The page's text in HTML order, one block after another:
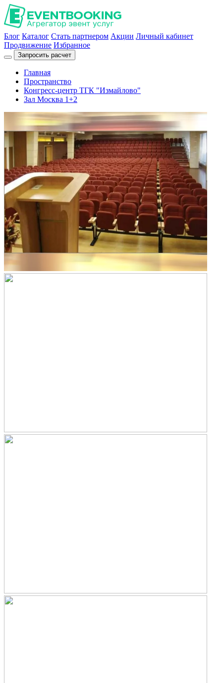
Блог Каталог Стать партнером Акции Личный кабинет
Продвижение Избранное
Запросить расчет
Главная
Пространство
Конгресс-центр ТГК "Измайлово"
Зал Москва 1+2